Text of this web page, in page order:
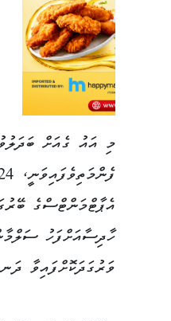
މި އައު ގެއަށް
އެޕާޓްމަންޓްސްގެ
ހާދިސާއަށްފަހު
ވަރުގަދަކޮށްފައިވާ